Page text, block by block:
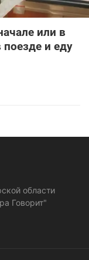
или в
поезде и еду
области
Говорит"